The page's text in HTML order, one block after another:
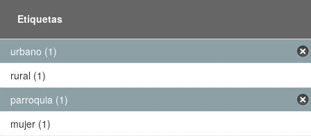
Etiquetas
urbano (1)
rural (1)
parroquia (1)
mujer (1)